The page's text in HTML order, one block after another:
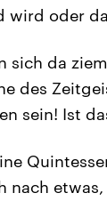
wird oder
sich da
des
sein! Ist
nach